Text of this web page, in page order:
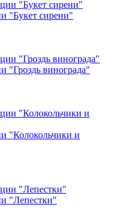
"Букет сирени"
"Гроздь винограда"
"Колокольчики и
"Лепестки"